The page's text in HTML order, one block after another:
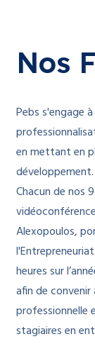
Nos
Pebs s'engage
en mettant en
développement.
Chacun de nos
Alexopoulos,
heures sur
afin de
professionnelle
stagiaires en